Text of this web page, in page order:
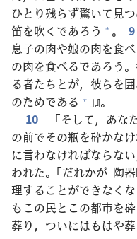
ひとり残らず驚いて 見
笛を吹くであろう + 。 9
息子の肉や娘の肉を食
の肉を食べるであろう。
る者たちとが， 彼らを囲
のためである + 」』。
10
「そして，あな
の前でその瓶を砕かな
に言わなければならない
われた。「だれかが 陶器
理することができなく
もこの民とこの都市を砕
葬り，ついにはもはや葬